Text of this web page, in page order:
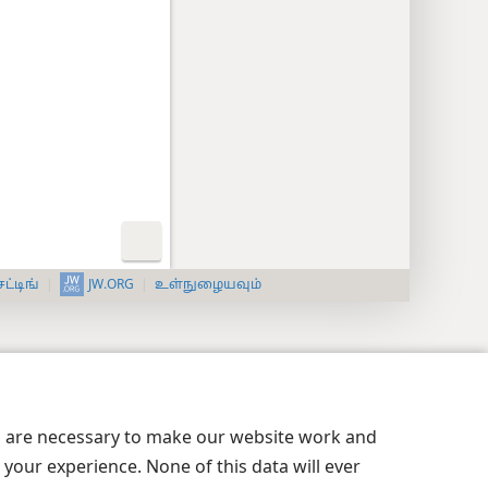
necessary to make our website work and
experience. None of this data will ever
JW.ORG உள்நுழையவும்